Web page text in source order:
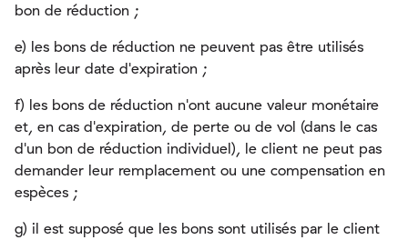
bon de réduction ;
e) les bons de réduction ne peuvent pas être utilisés
après leur date d'expiration ;
f) les bons de réduction n'ont aucune valeur monétaire
et, en cas d'expiration, de perte ou de vol (dans le cas
d'un bon de réduction individuel), le client ne peut pas
demander leur remplacement ou une compensation en
espèces ;
g) il est supposé que les bons sont utilisés par le client